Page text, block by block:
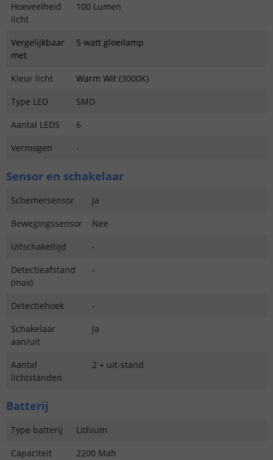
Hoeveelheid
licht
100 Lumen
Vergelijkbaar
met
5 watt gloeilamp
Kleur licht Warm Wit (3000K)
Type LED
SMD
Aantal LEDS
6
Vermogen
-
Sensor en schakelaar
Schemersensor
Ja
Bewegingssensor
Nee
Uitschakeltijd
-
Detectieafstand
(max)
-
Detectiehoek
-
Schakelaar
aan/uit
Ja
Aantal
lichtstanden
2 + uit-stand
Batterij
Type batterij
Lithium
Capaciteit
2200 Mah